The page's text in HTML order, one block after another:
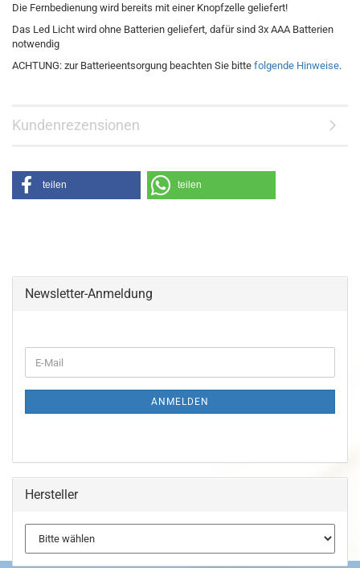
Die Fernbedienung wird bereits mit einer Knopfzelle geliefert!
Das Led Licht wird ohne Batterien geliefert, dafür sind 3x AAA Batterien
notwendig
ACHTUNG: zur Batterieentsorgung beachten Sie bitte folgende Hinweise.
Kundenrezensionen
teilen teilen
Newsletter-Anmeldung
ANMELDEN
Hersteller